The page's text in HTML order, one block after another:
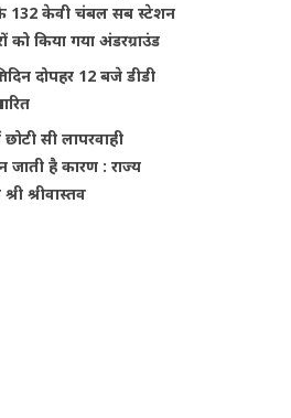
के 132 केवी चंबल सब स्टेशन
को किया गया अंडरग्राउंड
दोपहर 12 बजे डीडी
छोटी सी लापरवाही
जाती है कारण : राज्य
श्रीवास्तव